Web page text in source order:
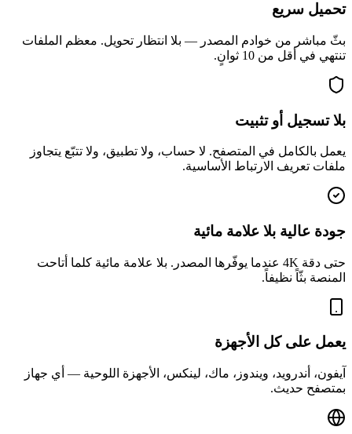
تحميل سريع
بثّ مباشر من خوادم المصدر — بلا انتظار تحويل. معظم الملفات
تنتهي في أقل من 10 ثوانٍ.
بلا تسجيل أو تثبيت
يعمل بالكامل في المتصفح. لا حساب، ولا تطبيق، ولا تتبّع يتجاوز
ملفات تعريف الارتباط الأساسية.
جودة عالية بلا علامة مائية
حتى دقة 4K عندما يوفّرها المصدر. بلا علامة مائية كلما أتاحت
المنصة بثّاً نظيفاً.
يعمل على كل الأجهزة
آيفون، أندرويد، ويندوز، ماك، لينكس، الأجهزة اللوحية — أي جهاز
بمتصفح حديث.